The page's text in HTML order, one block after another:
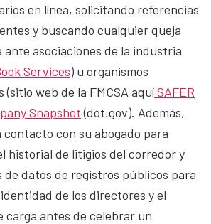
en línea, solicitando referencias
y buscando cualquier queja
ante asociaciones de la industria
Services) u organismos
(sitio web de la FMCSA aquíSAFER
Snapshot(dot.gov). Además,
contacto con su abogado para
historial de litigios del corredor y
de datos de registros públicos para
de los directores y el
carga antes de celebrar un